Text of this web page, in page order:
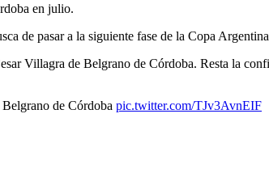
en julio.
de pasar a la siguiente fase de la Copa
Villagra de Belgrano de Córdoba. Resta la
de Córdoba pic.twitter.com/TJv3AvnEIF